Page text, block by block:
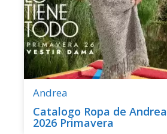
Andrea
Catalogo Ropa de Andrea
2026 Primavera